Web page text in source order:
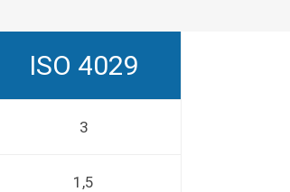
ISO 4029
3
1,5